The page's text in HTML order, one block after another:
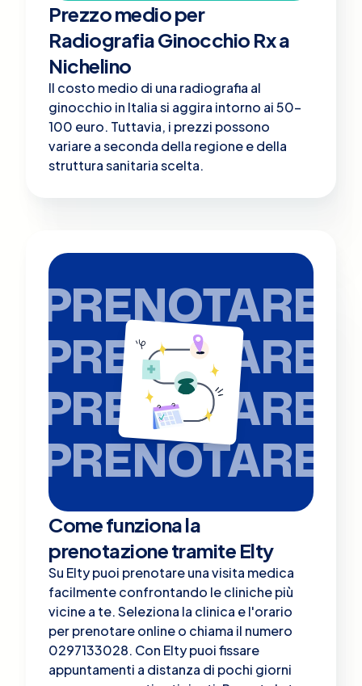
Prezzo medio per
Radiografia Ginocchio Rx a
Nichelino
Il costo medio di una radiografia al
ginocchio in Italia si aggira intorno ai 50-
100 euro. Tuttavia, i prezzi possono
variare a seconda della regione e della
struttura sanitaria scelta.
PRENOTARE
PRENOTARE
PRENOTARE
PRENOTARE
Come funziona la
prenotazione tramite Elty
Su Elty puoi prenotare una visita medica
facilmente confrontando le cliniche più
vicine a te. Seleziona la clinica e l'orario
per prenotare online o chiama il numero
0297133028. Con Elty puoi fissare
appuntamenti a distanza di pochi giorni